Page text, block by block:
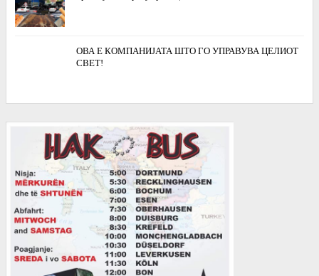
ОВА Е КОМПАНИЈАТА ШТО ГО УПРАВУВА ЦЕЛИОТ
СВЕТ!